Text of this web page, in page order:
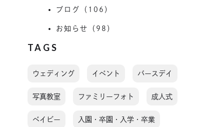
ブログ（106）
お知らせ（98）
TAGS
ウェディング イベント バースデイ
写真教室 ファミリーフォト 成人式
ベイビー 入園・卒園・入学・卒業